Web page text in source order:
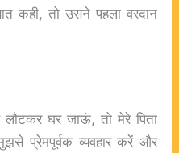
कही, तो उसने पहला वरदान
घर जाऊं, तो मेरे पिता
प्रेमपूर्वक व्यवहार करें और